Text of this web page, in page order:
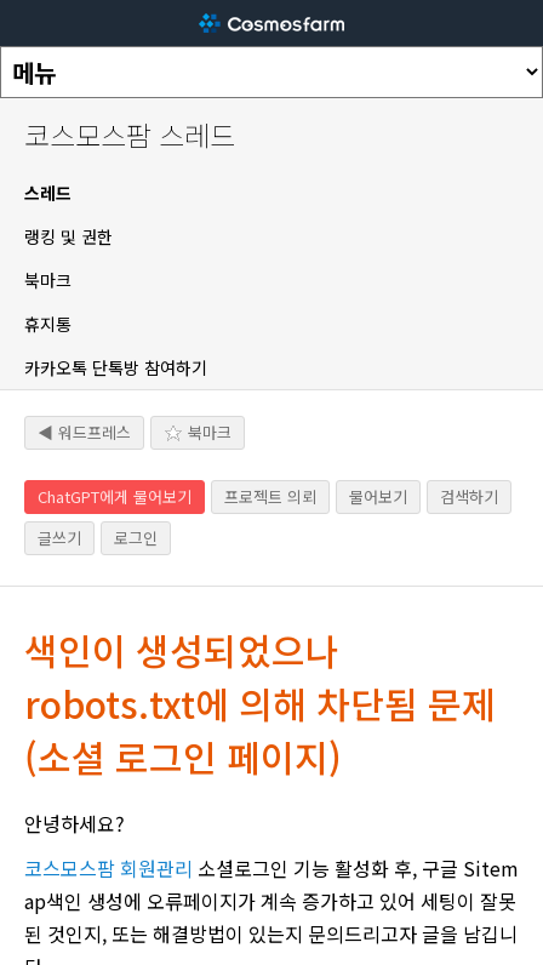
코스모스팜 스레드
스레드
랭킹 및 권한
북마크
휴지통
카카오톡 단톡방 참여하기
◀ 워드프레스 북마크
ChatGPT에게 물어보기 프로젝트 의뢰 물어보기
검색하기
글쓰기
로그인
색인이 생성되었으나
robots.txt에 의해 차단됨 문제
(소셜 로그인 페이지)
안녕하세요?
코스모스팜 회원관리 소셜로그인 기능 활성화 후, 구글 Sitem
ap색인 생성에 오류페이지가 계속 증가하고 있어 세팅이 잘못
된 것인지, 또는 해결방법이 있는지 문의드리고자 글을 남깁니